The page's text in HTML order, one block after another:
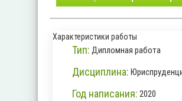
Характеристики работы
Тип: Дипломная работа
Дисциплина:
Год написания: 2020